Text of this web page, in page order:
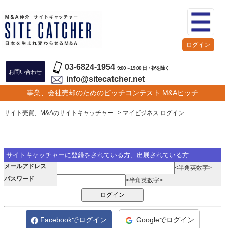
お問い合わせ
03-6824-1954 9:00～19:00 日・祝を除く
info@sitecatcher.net
事業、会社売却のためのピッチコンテスト M&Aピッチ
ログイン
サイト売買、M&Aのサイトキャッチャー > マイビジネス ログイン
サイトキャッチャーに登録をされている方、出展されている方
メールアドレス
<半角英数字>
パスワード
<半角英数字>
Facebookでログイン Googleでログイン